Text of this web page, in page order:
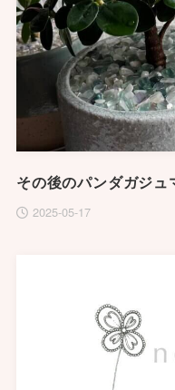
その後のパンダガジ
2025-05-17